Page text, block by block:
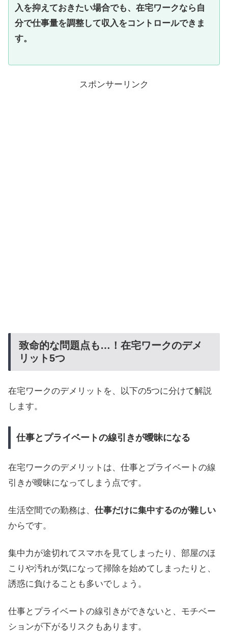
入を抑えておきたい場合でも、在宅ワークなら自
分で仕事量を調整して収入をコントロールできま
す。
スポンサーリンク
致命的な問題点も…！在宅ワークのデメ
リット5つ
在宅ワークのデメリットを、以下の5つに分けて解説
します。
仕事とプライベートの線引きが曖昧になる
在宅ワークのデメリットは、仕事とプライベートの線
引きが曖昧になってしまう点です。
生活空間での勤務は、 仕事だけに集中するのが難しい
からです。
集中力が途切れてスマホを見てしまったり、部屋のほ
こりや汚れが気になって掃除を始めてしまったりと、
誘惑に負けることも多いでしょう。
仕事とプライベートの線引きができないと、モチベー
ションが下がるリスクもあります。